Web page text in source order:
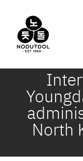
content
North